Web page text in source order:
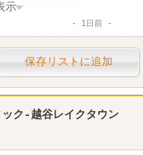
ッション・コスメ
ック
示
1日前
保存リストに追加
ク-越谷レイクタウン